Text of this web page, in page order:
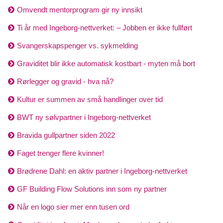
Omvendt mentorprogram gir ny innsikt
Ti år med Ingeborg-nettverket: – Jobben er ikke fullført
Svangerskapspenger vs. sykmelding
Graviditet blir ikke automatisk kostbart - myten må bort
Rørlegger og gravid - hva nå?
Kultur er summen av små handlinger over tid
BWT ny sølvpartner i Ingeborg-nettverket
Bravida gullpartner siden 2022
Faget trenger flere kvinner!
Brødrene Dahl: en aktiv partner i Ingeborg-nettverket
GF Building Flow Solutions inn som ny partner
Når en logo sier mer enn tusen ord